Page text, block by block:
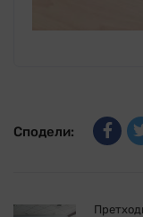
Сподели: